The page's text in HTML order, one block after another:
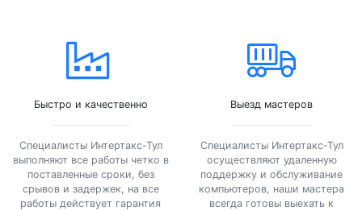
Быстро и качественно
Специалисты Интертакс-Тул
выполняют все работы четко в
поставленные сроки, без
срывов и задержек, на все
работы действует гарантия
Выезд мастеров
Специалисты Интертакс-Тул
осуществляют удаленную
поддержку и обслуживание
компьютеров, наши мастера
всегда готовы выехать к